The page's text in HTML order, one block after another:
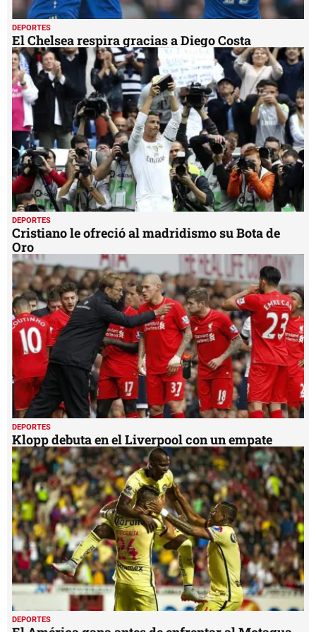
DEPORTES
El Chelsea respira gracias a Diego Costa
DEPORTES
Cristiano le ofreció al madridismo su Bota de
Oro
DEPORTES
Klopp debuta en el Liverpool con un empate
DEPORTES